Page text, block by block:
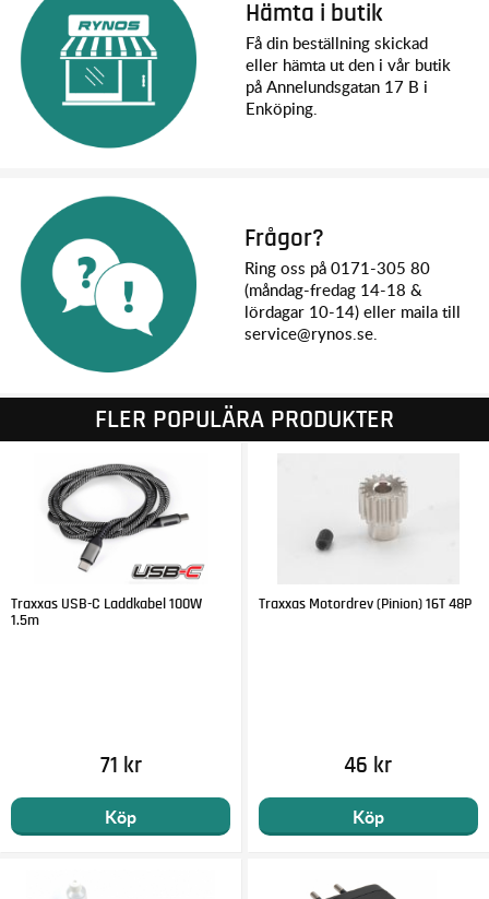
Hämta i butik
Få din beställning skickad
eller hämta ut den i vår butik
på Annelundsgatan 17 B i
Enköping.
Frågor?
Ring oss på 0171-305 80
(måndag-fredag 14-18 &
lördagar 10-14) eller maila till
service@rynos.se.
FLER POPULÄRA PRODUKTER
Traxxas USB-C Laddkabel 100W
1.5m
71 kr
Köp
Traxxas Motordrev (Pinion) 16T 48P
46 kr
Köp